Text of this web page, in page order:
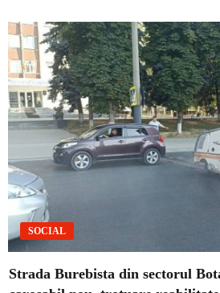
SOCIAL
Strada Burebista din sectorul